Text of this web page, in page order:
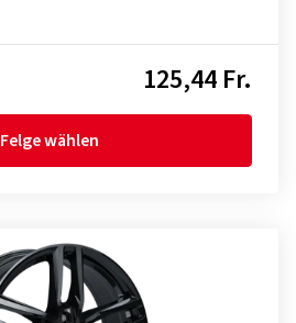
125,44 Fr.
Felge wählen